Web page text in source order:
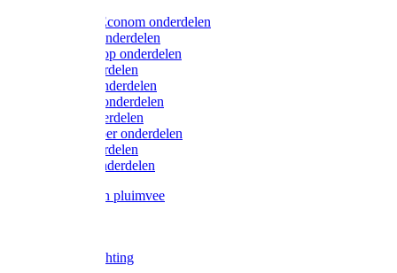
Aesculap/Econom onderdelen
Hauptner onderdelen
Lister/Liscop onderdelen
Eider onderdelen
Heiniger onderdelen
Constanta onderdelen
Moser onderdelen
Farm Clipper onderdelen
Oster onderdelen
TailWell onderdelen
Voerbakken pluimvee
LED verlichting